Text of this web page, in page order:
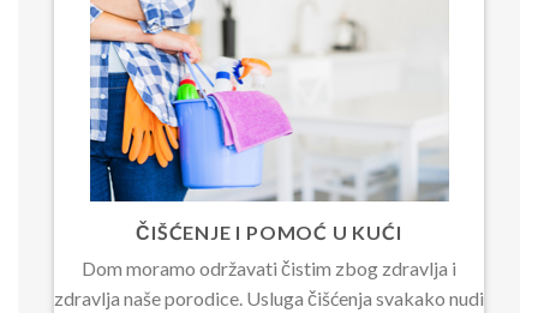
ČIŠĆENJE I POMOĆ U KUĆI
Dom moramo održavati čistim zbog zdravlja i
zdravlja naše porodice. Usluga čišćenja svakako nudi